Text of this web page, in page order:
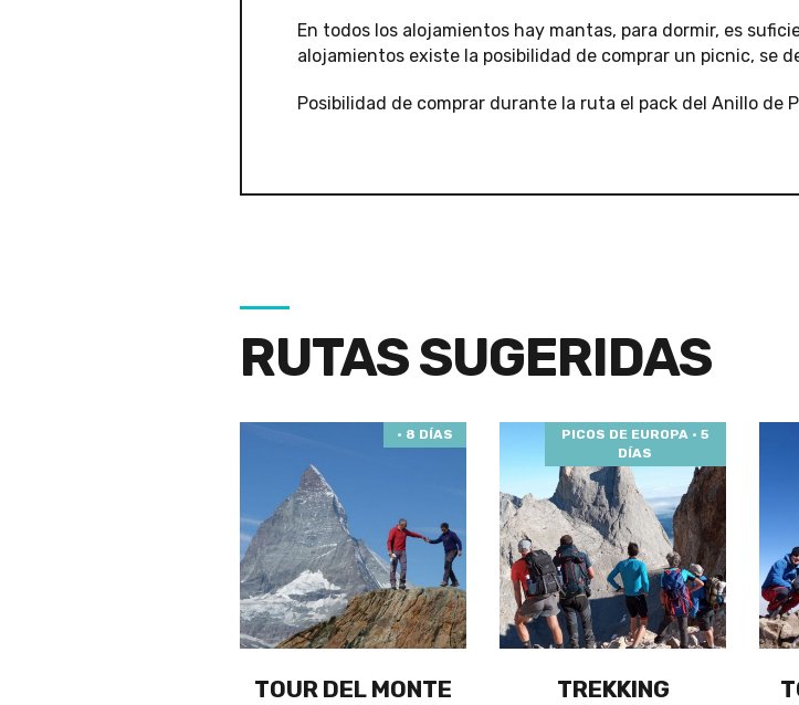
En todos los alojamientos hay mantas, para dormir, es
alojamientos existe la posibilidad de comprar un picnic, se
Posibilidad de comprar durante la ruta el pack del Anillo de
RUTAS SUGERIDAS
· 8 DÍAS
TOUR DEL MONTE
PICOS DE EUROPA · 5
DÍAS
TREKKING